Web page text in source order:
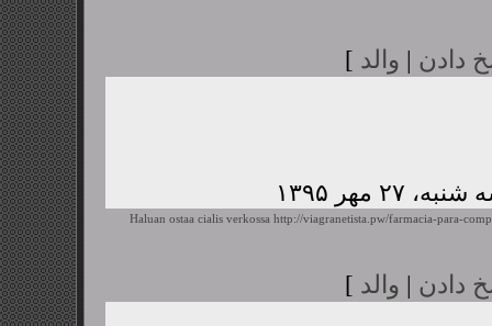
دادن | والد ]
Haluan ostaa cialis verkossa http://viagranetista.pw/farmacia-para-
دادن | والد ]